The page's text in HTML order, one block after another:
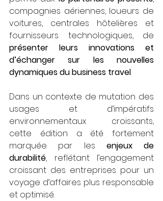
compagnies aériennes, loueurs de
voitures, centrales hôtelières et
présenter leurs innovations et
d’échanger sur les nouvelles
dynamiques du business travel.
Dans un contexte de mutation des
usages et d’impératifs
environnementaux croissants,
cette édition a été fortement
marquée par les enjeux de
durabilité, reflétant l’engagement
croissant des entreprises pour un
voyage d’affaires plus responsable
et optimisé.